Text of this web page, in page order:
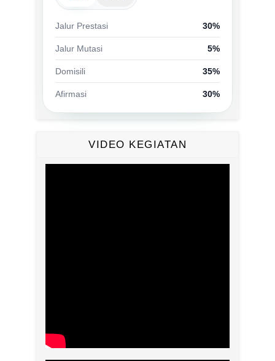
Jalur Prestasi 30%
Jalur Mutasi 5%
Domisili 35%
Afirmasi 30%
VIDEO KEGIATAN